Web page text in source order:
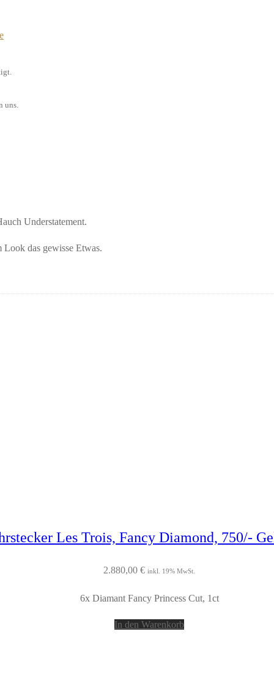
uns.
Understatement.
Look das gewisse Etwas.
Les Trois, Fancy Diamond, 750/-
2.880,00 € inkl. 19% MwSt.
6x Diamant Fancy Princess Cut, 1ct
In den Warenkorb